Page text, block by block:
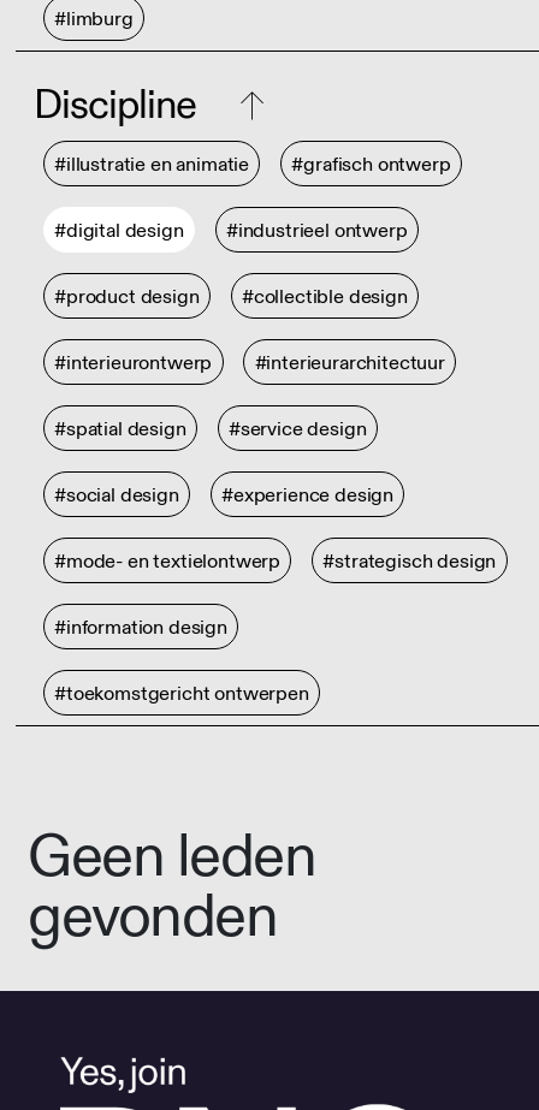
#limburg
Discipline
#illustratie en animatie #grafisch ontwerp
#digital design #industrieel ontwerp
#product design #collectible design
#interieurontwerp #interieurarchitectuur
#spatial design #service design
#social design #experience design
#mode- en textielontwerp #strategisch design
#information design
#toekomstgericht ontwerpen
Geen leden
gevonden